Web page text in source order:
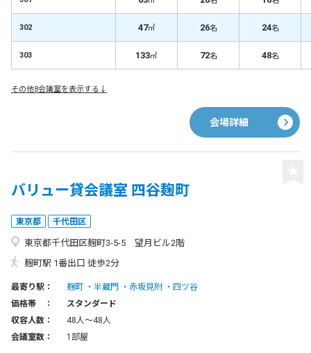
302 47㎡ 26名 24名
303 133㎡ 72名 48名
その他8会議室を表示する↓
会場詳細
バリュー貸会議室 四谷麹町
東京都 千代田区
東京都千代田区麹町3-5-5 望月ビル2階
麹町駅 1番出口 徒歩2分
最寄り駅： 麹町 半蔵門 赤坂見附
四ツ谷
価格帯 ：
スタンダード
収容人数：
48人〜48人
会議室数：
1部屋